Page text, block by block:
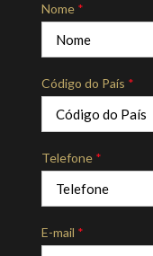
Nome *
Código do País *
Telefone *
E-mail *